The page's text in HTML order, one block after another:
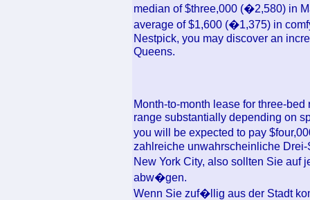
median of $three,000 (�2,580) in
average of $1,600 (�1,375) in
Nestpick, you may discover an
Queens.
Month-to-month lease for three-
range substantially depending on
you will be expected to pay
zahlreiche unwahrscheinliche
New York City, also sollten Sie
abw�gen.
Wenn Sie zuf�llig aus der Stadt